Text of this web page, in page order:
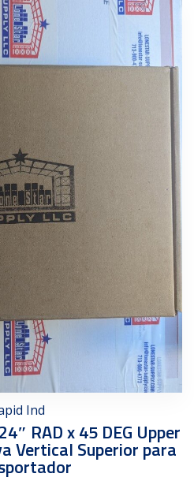
Ind
RAD x 45 DEG Upper
Vertical Superior para